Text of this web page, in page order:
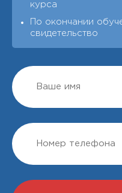
курса
По окончании
свидетельство